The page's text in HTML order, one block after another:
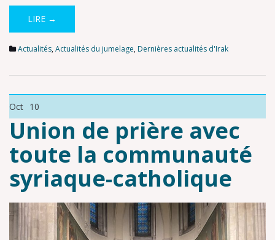
LIRE →
Actualités,Actualités du jumelage,Dernières actualités d'Irak
Oct 10
Union de prière avec
toute la communauté
syriaque-catholique